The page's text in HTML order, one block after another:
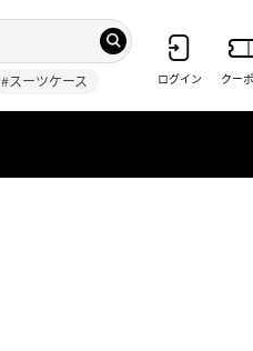
#スーツケース ログイン クー